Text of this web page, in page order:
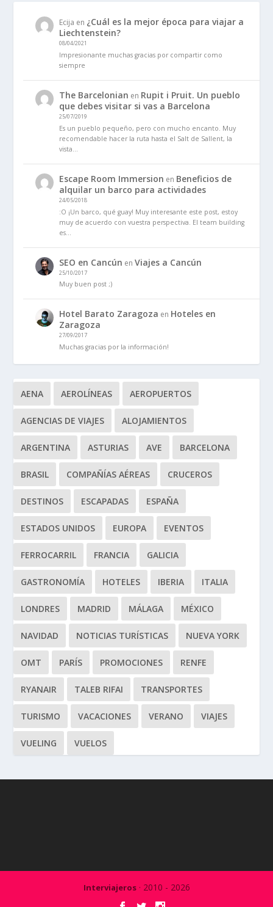
Ecija en ¿Cuál es la mejor época para viajar a
Liechtenstein?
08/04/2021
Impresionante muchas gracias por compartir como
siempre
The Barcelonian en Rupit i Pruit. Un pueblo
que debes visitar si vas a Barcelona
25/07/2019
Es un pueblo pequeño, pero con mucho encanto. Muy
recomendable hacer la ruta hasta el Salt de Sallent, la
vista…
Escape Room Immersion en Beneficios de
alquilar un barco para actividades
24/05/2018
:O ¡Un barco, qué guay! Muy interesante este post, estoy
muy de acuerdo con vuestra perspectiva. El team building
es…
SEO en Cancún enViajes a Cancún
25/10/2017
Muy buen post ;)
Hotel Barato Zaragoza en Hoteles en
Zaragoza
27/09/2017
Muchas gracias por la información!
AENA AEROLÍNEAS AEROPUERTOS
AGENCIAS DE VIAJES ALOJAMIENTOS
ARGENTINA ASTURIAS AVE BARCELONA
BRASIL COMPAÑÍAS AÉREAS CRUCEROS
DESTINOS ESCAPADAS ESPAÑA
ESTADOS UNIDOS EUROPA EVENTOS
FERROCARRIL FRANCIA GALICIA
GASTRONOMÍA HOTELES IBERIA ITALIA
LONDRES MADRID MÁLAGA MÉXICO
NAVIDAD NOTICIAS TURÍSTICAS NUEVA YORK
OMT PARÍS PROMOCIONES RENFE
RYANAIR TALEB RIFAI TRANSPORTES
TURISMO VACACIONES VERANO VIAJES
VUELING VUELOS
Interviajeros· 2010 - 2026